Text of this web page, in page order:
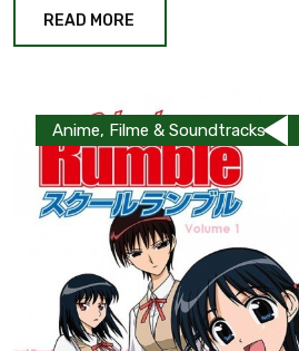
READ MORE
Anime, Filme & Soundtracks